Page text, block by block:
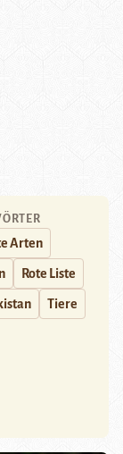
Arten
Rote Liste
Tiere